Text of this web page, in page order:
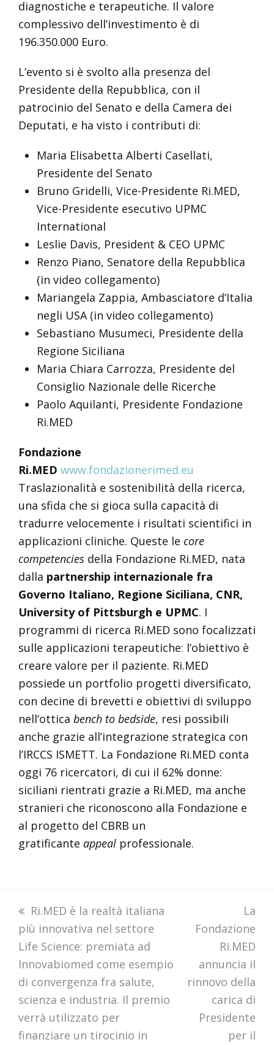
diagnostiche e terapeutiche. Il valore
complessivo dell’investimento è di
196.350.000 Euro.
L’evento si è svolto alla presenza del
Presidente della Repubblica, con il
patrocinio del Senato e della Camera dei
Deputati, e ha visto i contributi di:
Maria Elisabetta Alberti Casellati,
Presidente del Senato
Bruno Gridelli, Vice-Presidente Ri.MED,
Vice-Presidente esecutivo UPMC
International
Leslie Davis, President & CEO UPMC
Renzo Piano, Senatore della Repubblica
(in video collegamento)
Mariangela Zappia, Ambasciatore d’Italia
negli USA (in video collegamento)
Sebastiano Musumeci, Presidente della
Regione Siciliana
Maria Chiara Carrozza, Presidente del
Consiglio Nazionale delle Ricerche
Paolo Aquilanti, Presidente Fondazione
Ri.MED
Fondazione
Ri.MED www.fondazionerimed.eu
Traslazionalità e sostenibilità della ricerca,
una sfida che si gioca sulla capacità di
tradurre velocemente i risultati scientifici in
applicazioni cliniche. Queste le core
competencies della Fondazione Ri.MED, nata
dalla partnership internazionale fra
Governo Italiano, Regione Siciliana, CNR,
University of Pittsburgh e UPMC. I
programmi di ricerca Ri.MED sono focalizzati
sulle applicazioni terapeutiche: l’obiettivo è
creare valore per il paziente. Ri.MED
possiede un portfolio progetti diversificato,
con decine di brevetti e obiettivi di sviluppo
nell’ottica bench to bedside, resi possibili
anche grazie all’integrazione strategica con
l’IRCCS ISMETT. La Fondazione Ri.MED conta
oggi 76 ricercatori, di cui il 62% donne:
siciliani rientrati grazie a Ri.MED, ma anche
stranieri che riconoscono alla Fondazione e
al progetto del CBRB un
gratificante appealprofessionale.
previous
post:
Ri.MED è la realtà italiana
più innovativa nel settore
Life Science: premiata ad
Innovabiomed come esempio
di convergenza fra salute,
scienza e industria. Il premio
verrà utilizzato per
finanziare un tirocinio in
next
post:
La
Fondazione
Ri.MED
annuncia il
rinnovo della
carica di
Presidente
per il